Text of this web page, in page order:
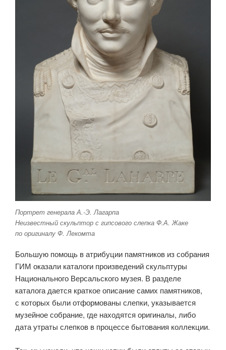
Портрет генерала А.-Э. Лагарпа
Неизвестный скульптор с гипсового слепка Ф.А. Жаке
по оригиналу Ф. Лекомта
Большую помощь в атрибуции памятников из собрания
ГИМ оказали каталоги произведений скульптуры
Национального Версальского музея. В разделе
каталога дается краткое описание самих памятников,
с которых были отформованы слепки, указывается
музейное собрание, где находятся оригиналы, либо
дата утраты слепков в процессе бытования коллекции.